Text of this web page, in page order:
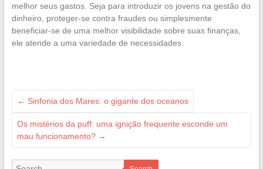
melhor seus gastos. Seja para introduzir os jovens na gestão do
dinheiro, proteger-se contra fraudes ou simplesmente
beneficiar-se de uma melhor visibilidade sobre suas finanças,
ele atende a uma variedade de necessidades.
← Sinfonia dos Mares: o gigante dos oceanos
Os mistérios da puff: uma ignição frequente esconde um
mau funcionamento? →